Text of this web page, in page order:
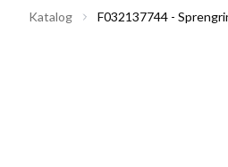
Katalog F032137744 -